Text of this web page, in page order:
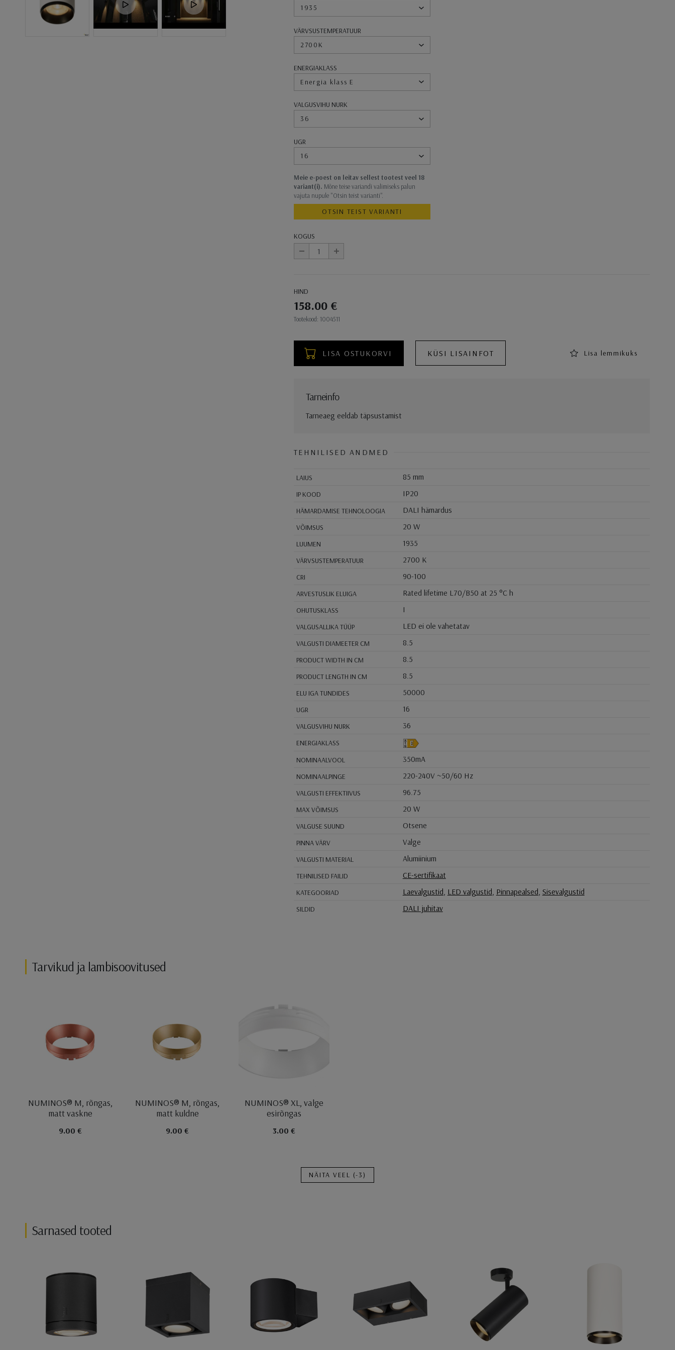
1935
VÄRVSUSTEMPERATUUR
2700K
ENERGIAKLASS
Energia klass E
VALGUSVIHU NURK
36
UGR
16
Meie e-poest on leitav sellest tootest veel 18
variant(i). Mõne teise variandi valimiseks palun
vajuta nupule "Otsin teist varianti".
OTSIN TEIST VARIANTI
KOGUS
+
Ostukorvi toimingud
HIND
158.00 €
Tootekood: 1004511
LISA OSTUKORVI KÜSI LISAINFOT Lisa lemmikuks
Tarneinfo
Tarneaeg eeldab täpsustamist
TEHNILISED ANDMED
LAIUS 85 mm
IP KOOD IP20
HÄMARDAMISE TEHNOLOOGIA DALI hämardus
VÕIMSUS 20 W
LUUMEN 1935
VÄRVSUSTEMPERATUUR 2700 K
CRI 90-100
ARVESTUSLIK ELUIGA Rated lifetime L70/B50 at 25 °C h
OHUTUSKLASS I
VALGUSALLIKA TÜÜP LED ei ole vahetatav
VALGUSTI DIAMEETER CM 8.5
PRODUCT WIDTH IN CM 8.5
PRODUCT LENGTH IN CM 8.5
ELU IGA TUNDIDES 50000
UGR 16
VALGUSVIHU NURK 36
ENERGIAKLASS
NOMINAALVOOL
350mA
NOMINAALPINGE 220-240V ~50/60 Hz
VALGUSTI EFFEKTIIVUS 96.75
MAX VÕIMSUS 20 W
VALGUSE SUUND Otsene
PINNA VÄRV Valge
VALGUSTI MATERIAL Alumiinium
TEHNILISED FAILID CE-sertifikaat
KATEGOORIAD Laevalgustid LED valgustid Pinnapealsed Sisevalgustid
SILDID DALI juhitav
Tarvikud ja lambisoovitused
NUMINOS® M, rõngas,
matt vaskne
9.00 €
NUMINOS® M, rõngas,
matt kuldne
9.00 €
NUMINOS® XL, valge
esirõngas
3.00 €
NÄITA VEEL (-3)
Sarnased tooted